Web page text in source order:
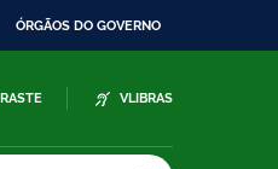
ÓRGÃOS DO GOVERNO
VLIBRAS